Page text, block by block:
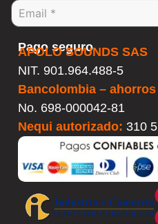
Pago seguro
APOLO SOUNDS SAS
NIT. 901.964.488-5
Bancolombia – ahorros
No. 698-000042-81
Nequi autorizado: 310